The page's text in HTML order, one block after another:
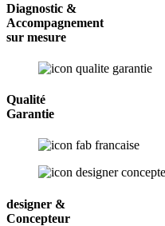
Diagnostic &
Accompagnement
sur mesure
Qualité
Garantie
designer &
Concepteur